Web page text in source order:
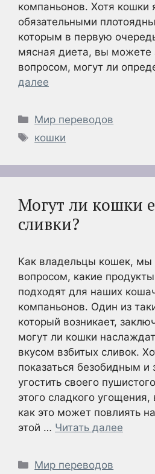
компаньонов. Хотя кошки
обязательными
которым в первую
мясная диета, вы можете
вопросом, могут ли
далее
Рубрики
Мир переводов
Метки
кошки
Могут ли кошки
сливки?
Как владельцы кошек, мы
вопросом, какие
подходят для наших
компаньонов. Один из
который возникает,
могут ли кошки
вкусом взбитых сливок.
показаться безобидным
угостить своего
этого сладкого
как это может повлиять
этой … Читать далее
Рубрики
Мир переводов